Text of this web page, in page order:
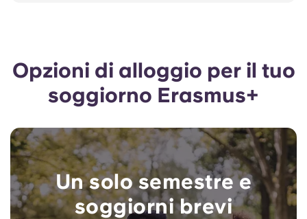
Opzioni di alloggio per il tuo
soggiorno Erasmus+
Un solo semestre e
soggiorni brevi